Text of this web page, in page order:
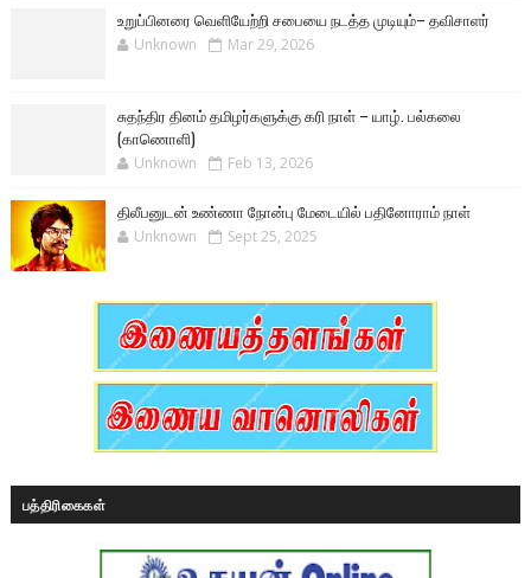
உறுப்பினரை வெளியேற்றி சபையை நடத்த முடியும்– தவிசாளர்
Unknown Mar 29, 2026
சுதந்திர தினம் தமிழர்களுக்கு கரி நாள் – யாழ். பல்கலை
(காணொளி)
Unknown Feb 13, 2026
திலீபனுடன் உண்ணா நோன்பு மேடையில் பதினோராம் நாள்
Unknown Sept 25, 2025
பத்திரிகைகள்